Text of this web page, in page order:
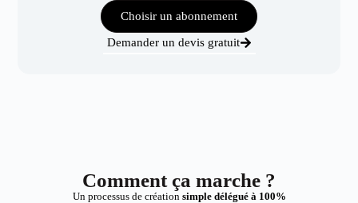
Choisir un abonnement
Demander un devis gratuit
Comment ça marche ?
Un processus de création simple délégué à 100%